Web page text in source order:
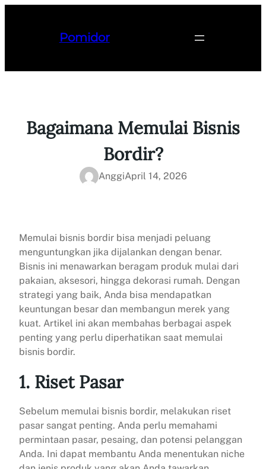
Pomidor
Bagaimana Memulai Bisnis
Bordir?
AnggiApril 14, 2026
Memulai bisnis bordir bisa menjadi peluang
menguntungkan jika dijalankan dengan benar.
Bisnis ini menawarkan beragam produk mulai dari
pakaian, aksesori, hingga dekorasi rumah. Dengan
strategi yang baik, Anda bisa mendapatkan
keuntungan besar dan membangun merek yang
kuat. Artikel ini akan membahas berbagai aspek
penting yang perlu diperhatikan saat memulai
bisnis bordir.
1. Riset Pasar
Sebelum memulai bisnis bordir, melakukan riset
pasar sangat penting. Anda perlu memahami
permintaan pasar, pesaing, dan potensi pelanggan
Anda. Ini dapat membantu Anda menentukan niche